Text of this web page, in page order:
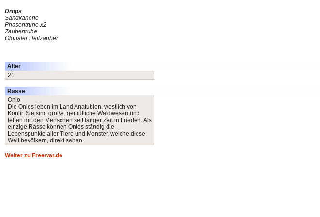
Drops
Sandkanone
Phasentruhe x2
Zaubertruhe
Globaler Heilzauber
Alter
21
Rasse
Onlo
Die Onlos leben im Land Anatubien, westlich von
Konlir. Sie sind große, gemütliche Waldwesen und
leben mit den Menschen seit langer Zeit in Frieden. Als
einzige Rasse können Onlos ständig die
Lebenspunkte aller Tiere und Monster, welche diese
Welt bevölkern, direkt sehen.
Weiter zu Freewar.de